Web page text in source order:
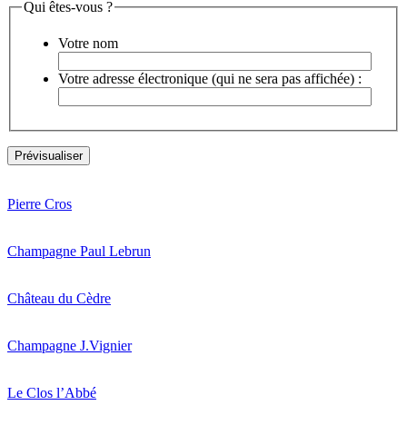
Qui êtes-vous ?
Votre nom
Votre adresse électronique (qui ne sera pas affichée) :
Pierre Cros
Champagne Paul Lebrun
Château du Cèdre
Champagne J.Vignier
Le Clos l’Abbé